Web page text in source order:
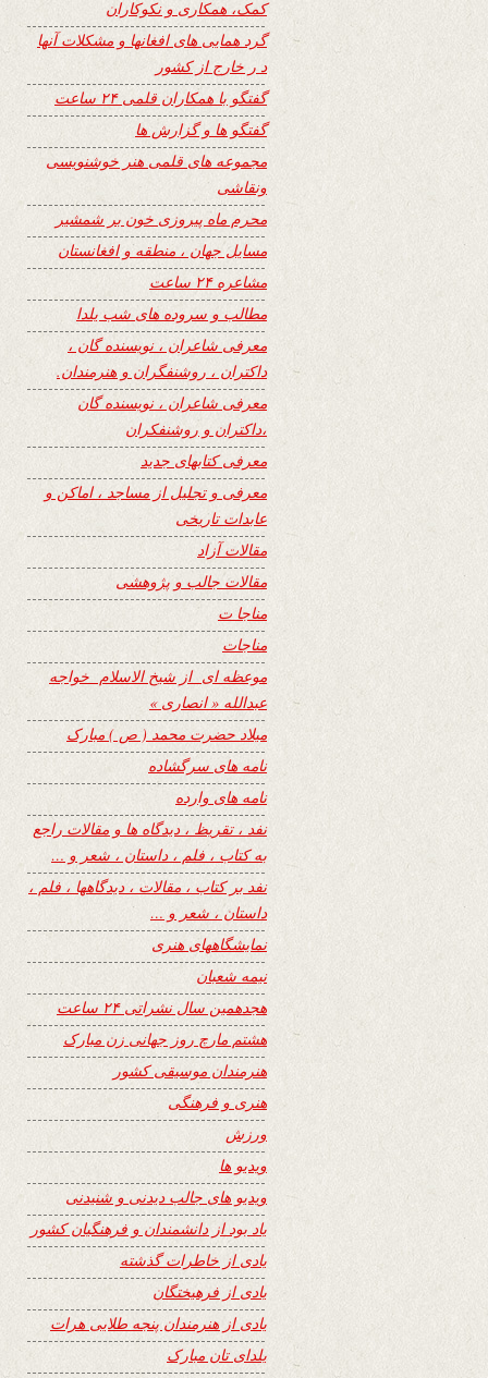
کمک، همکاری و نکوکاران
گرد همایی های افغانها و مشکلات آنها
د ر خارج از کشور
گفتگو با همکاران قلمی ۲۴ ساعت
گفتگو ها و گزارش ها
مجموعه های قلمی هنر خوشنویسی
ونقاشی
محرم ماه پیروزی خون بر شمشیر
مسایل جهان ، منطقه و افغانستان
مشاعره ۲۴ ساعت
مطالب و سروده های شب یلدا
معرفی شاعران ، نویسنده گان ،
داکتران ، روشنفگران و هنرمندان.
معرفی شاعران ، نویسنده گان
،داکتران و روشنفکران
معرفی کتابهای جدید
معرفی و تجلیل از مساجد ، اماکن و
عابدات تاریخی
مقالات آزاد
مقالات جالب و پژوهشی
مناجا ت
مناجات
موعظه ای از شیخ الاسلام خواجه
عبدالله « انصاری »
میلاد حضرت محمد ( ص ) مبارک
نامه های سرگشاده
نامه های وارده
نفد ، تقریظ ، دیدگاه ها و مقالات راجع
به کتاب ، فلم ، داستان ، شعر و …
نفد بر کتاب ، مقالات ، دیدگاهها ، فلم ،
داستان ، شعر و …
نمایشگاههای هنری
نیمه شعبان
هجدهمین سال نشراتی ۲۴ ساعت
هشتم مارچ روز جهانی زن مبارک
هنرمندان موسیقی کشور
هنری و فرهنگی
ورزش
ویدیو ها
ویدیو های جالب دیدنی و شنیدنی
یاد بود از دانشمندان و فرهنگیان کشور
یادی از خاطرات گذشته
یادی از فرهیختگان
یادی از هنرمندان پنجه طلایی هرات
یلدای تان مبارک